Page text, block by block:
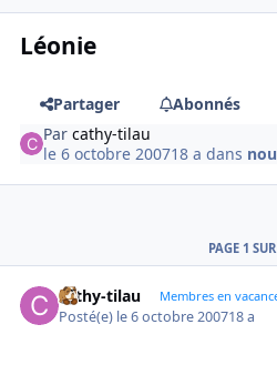
Léonie
Partager
Abonnés
Parcathy-tilau
le 6 octobre 200718 a dans
PAGE 1
cathy-tilau Membres en
Posté(e) le 6 octobre 200718 a